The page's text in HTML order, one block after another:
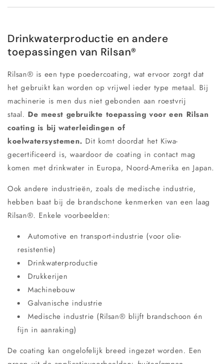
Drinkwaterproductie en andere
toepassingen van Rilsan®
Rilsan® is een type poedercoating, wat ervoor zorgt dat
het gebruikt kan worden op vrijwel ieder type metaal. Bij
machinerie is men dus niet gebonden aan roestvrij
staal. De meest gebruikte toepassing voor een Rilsan
coating is bij waterleidingen of
koelwatersystemen. Dit komt doordat het Kiwa-
gecertificeerd is, waardoor de coating in contact mag
komen met drinkwater in Europa, Noord-Amerika en Japan.
Ook andere industrieën, zoals de medische industrie,
hebben baat bij de brandschone kenmerken van een laag
Rilsan®. Enkele voorbeelden:
Automotive en transport-industrie (voor olie-
resistentie)
Drinkwaterproductie
Drukkerijen
Machinebouw
Galvanische industrie
Medische industrie (Rilsan® blijft brandschoon én
fijn in aanraking)
De coating kan ongelofelijk breed ingezet worden. Een